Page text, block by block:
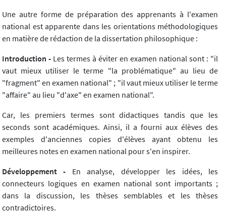
Une autre forme de préparation des apprenants à l'examen
national est apparente dans les orientations méthodologiques
en matière de rédaction de la dissertation philosophique :
Introduction - Les termes à éviter en examen national sont : "il
vaut mieux utiliser le terme "la problématique" au lieu de
"fragment" en examen national" ; "il vaut mieux utiliser le terme
"affaire" au lieu "d'axe" en examen national".
Car, les premiers termes sont didactiques tandis que les
seconds sont académiques. Ainsi, il a fourni aux élèves des
exemples d'anciennes copies d'élèves ayant obtenu les
meilleures notes en examen national pour s'en inspirer.
Développement - En analyse, développer les idées, les
connecteurs logiques en examen national sont importants ;
dans la discussion, les thèses semblables et les thèses
contradictoires.